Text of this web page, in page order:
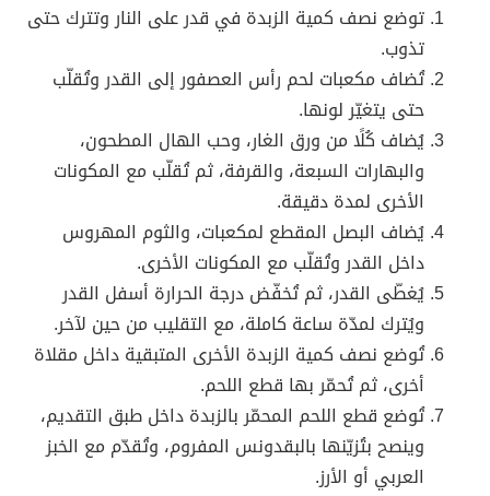
توضع نصف كمية الزبدة في قدر على النار وتترك حتى
تذوب.
تُضاف مكعبات لحم رأس العصفور إلى القدر وتُقلّب
حتى يتغيّر لونها.
يُضاف كُلًا من ورق الغار، وحب الهال المطحون،
والبهارات السبعة، والقرفة، ثم تُقلّب مع المكونات
الأخرى لمدة دقيقة.
يُضاف البصل المقطع لمكعبات، والثوم المهروس
داخل القدر وتُقلّب مع المكونات الأخرى.
يُغطّى القدر، ثم تُخفّض درجة الحرارة أسفل القدر
ويُترك لمدّة ساعة كاملة، مع التقليب من حين لآخر.
تُوضع نصف كمية الزبدة الأخرى المتبقية داخل مقلاة
أخرى، ثم تُحمّر بها قطع اللحم.
تُوضع قطع اللحم المحمّر بالزبدة داخل طبق التقديم،
وينصح بتُزيّنها بالبقدونس المفروم، وتُقدّم مع الخبز
العربي أو الأرز.